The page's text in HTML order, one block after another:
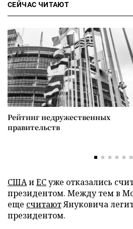
СЕЙЧАС ЧИТАЮТ
Рейтинг недружественных
правительств
СШАиЕСуже отказались
президентом. Между тем в
еще считаютЯнуковича
президентом.